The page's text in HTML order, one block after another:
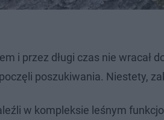
i przez długi czas nie wracał
poszukiwania. Niestety,
w kompleksie leśnym